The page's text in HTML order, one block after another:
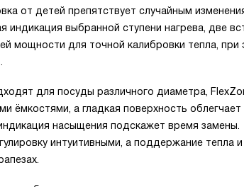
от детей препятствует случайным
выбранной ступени нагрева, две
мощности для точной калибровки тепла, при
для посуды различного диаметра,
а гладкая поверхность облегчает
насыщения подскажет время замены.
интуитивными, а поддержание тепла и